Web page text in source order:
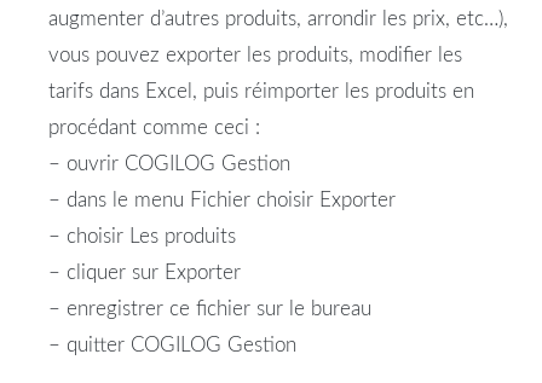
augmenter d’autres produits, arrondir les prix, etc…),
vous pouvez exporter les produits, modifier les
tarifs dans Excel, puis réimporter les produits en
procédant comme ceci :
– ouvrir COGILOG Gestion
– dans le menu Fichier choisir Exporter
– choisir Les produits
– cliquer sur Exporter
– enregistrer ce fichier sur le bureau
– quitter COGILOG Gestion